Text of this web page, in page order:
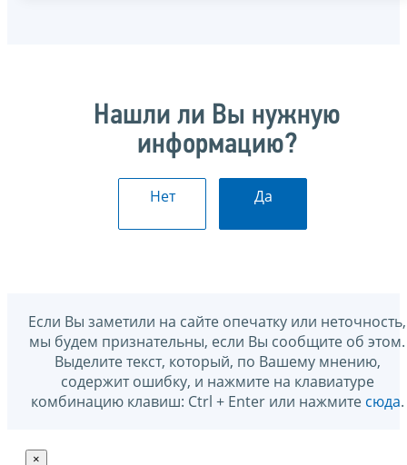
Нашли ли Вы нужную
информацию?
Нет Да
Если Вы заметили на сайте опечатку или неточность,
мы будем признательны, если Вы сообщите об этом.
Выделите текст, который, по Вашему мнению,
содержит ошибку, и нажмите на клавиатуре
комбинацию клавиш: Ctrl + Enter или нажмите сюда.
×